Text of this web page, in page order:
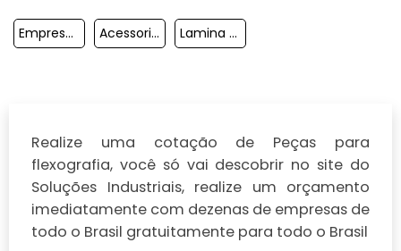
Empresas Flexograficas Acessorio Flexografia Lamina Raspadora Doctor Blade
Realize uma cotação de Peças para
flexografia, você só vai descobrir no site do
Soluções Industriais, realize um orçamento
imediatamente com dezenas de empresas de
todo o Brasil gratuitamente para todo o Brasil